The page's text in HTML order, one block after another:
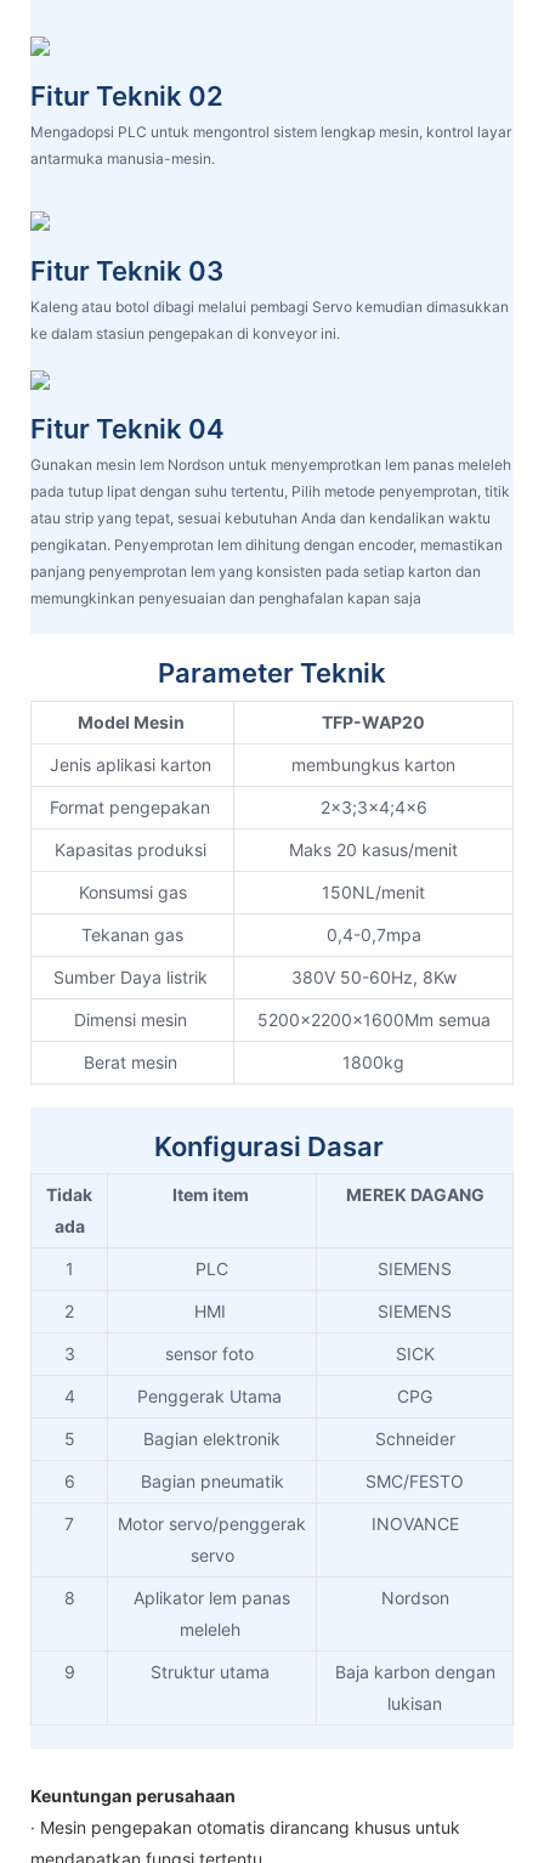
Fitur Teknik 02
Mengadopsi PLC untuk mengontrol sistem lengkap mesin, kontrol layar
antarmuka manusia-mesin.
Fitur Teknik 03
Kaleng atau botol dibagi melalui pembagi Servo kemudian dimasukkan
ke dalam stasiun pengepakan di konveyor ini.
Fitur Teknik 04
Gunakan mesin lem Nordson untuk menyemprotkan lem panas meleleh
pada tutup lipat dengan suhu tertentu, Pilih metode penyemprotan, titik
atau strip yang tepat, sesuai kebutuhan Anda dan kendalikan waktu
pengikatan. Penyemprotan lem dihitung dengan encoder, memastikan
panjang penyemprotan lem yang konsisten pada setiap karton dan
memungkinkan penyesuaian dan penghafalan kapan saja
Parameter Teknik
Model Mesin TFP-WAP20
Jenis aplikasi karton membungkus karton
Format pengepakan 2x3;3x4;4x6
Kapasitas produksi Maks 20 kasus/menit
Konsumsi gas 150NL/menit
Tekanan gas 0,4-0,7mpa
Sumber Daya listrik 380V 50-60Hz, 8Kw
Dimensi mesin 5200x2200x1600Mm semua
Berat mesin 1800kg
Konfigurasi Dasar
Tidak
ada
Item item MEREK DAGANG
1 PLC SIEMENS
2 HMI SIEMENS
3 sensor foto SICK
4 Penggerak Utama CPG
5 Bagian elektronik Schneider
6 Bagian pneumatik SMC/FESTO
7
Motor servo/penggerak
servo
INOVANCE
8
Aplikator lem panas
meleleh
Nordson
9 Struktur utama
Baja karbon dengan
lukisan
Keuntungan perusahaan
· Mesin pengepakan otomatis dirancang khusus untuk